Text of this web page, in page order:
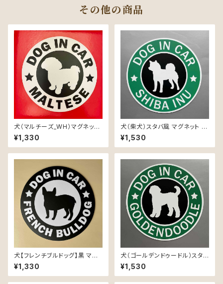
その他の商品
犬（マルチーズ_WH）マグネット
ステッカー 防水 車用
¥1,330
犬（柴犬）スタバ風 マグネット ス
テッカー 防水 車用
¥1,530
犬【フレンチブルドッグ】黒 マグ
ネット ステッカー 防水 車用
¥1,330
犬（ゴールデンドゥードル）スタバ
風 マグネット ステッカー 防水
車用
¥1,530